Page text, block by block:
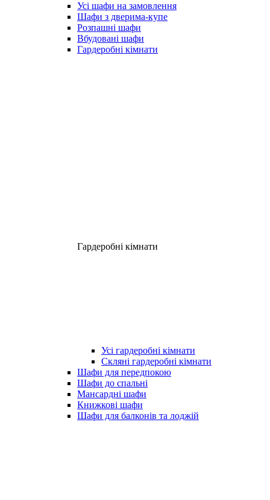
Усі шафи на замовлення
Шафи з дверима-купе
Розпашні шафи
Вбудовані шафи
Гардеробні кімнати
Гардеробні кімнати
Усі гардеробні кімнати
Скляні гардеробні кімнати
Шафи для передпокою
Шафи до спальні
Мансардні шафи
Книжкові шафи
Шафи для балконів та лоджій